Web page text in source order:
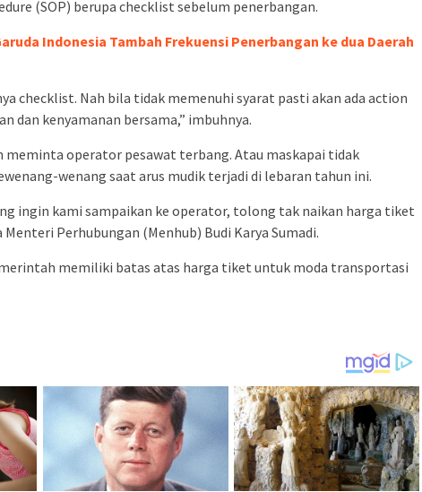
(SOP) berupa checklist sebelum penerbangan.
Indonesia Tambah Frekuensi Penerbangan ke dua Daerah
checklist. Nah bila tidak memenuhi syarat pasti akan ada action
dan kenyamanan bersama,” imbuhnya.
meminta operator pesawat terbang. Atau maskapai tidak
wenang saat arus mudik terjadi di lebaran tahun ini.
ingin kami sampaikan ke operator, tolong tak naikan harga tiket
Perhubungan (Menhub) Budi Karya Sumadi.
memiliki batas atas harga tiket untuk moda transportasi